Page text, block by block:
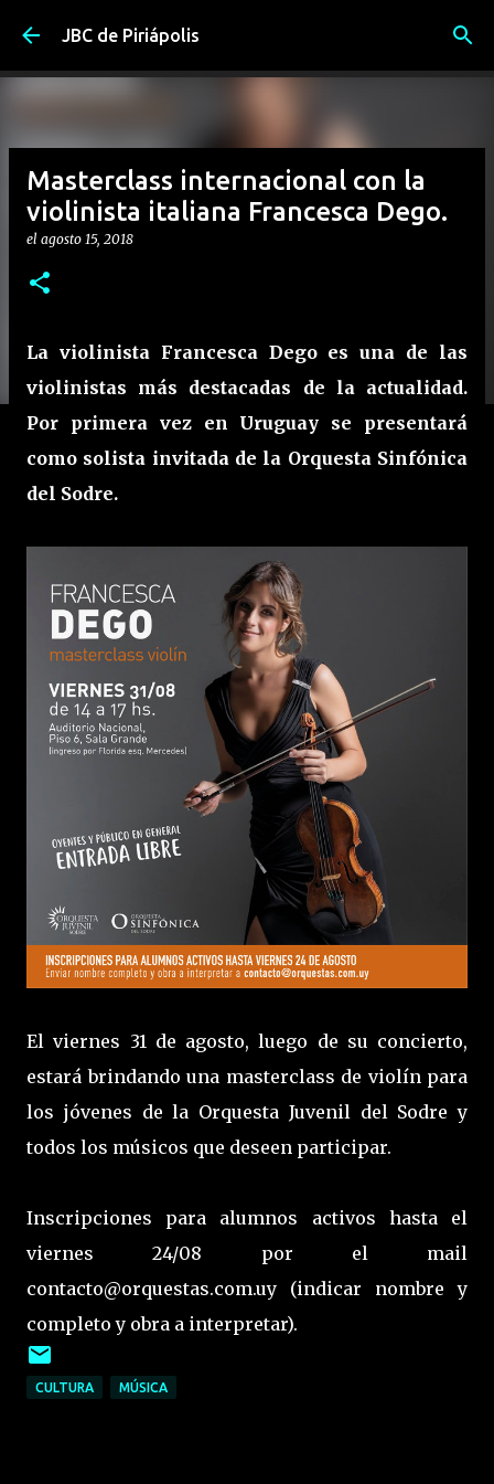
Ir al contenido principal
JBC de Piriápolis
Masterclass internacional con la
violinista italiana Francesca Dego.
el agosto 15, 2018
La violinista Francesca Dego es una de las
violinistas más destacadas de la actualidad.
Por primera vez en Uruguay se presentará
como solista invitada de la Orquesta Sinfónica
del Sodre.
El viernes 31 de agosto, luego de su concierto,
estará brindando una masterclass de violín para
los jóvenes de la Orquesta Juvenil del Sodre y
todos los músicos que deseen participar.
Inscripciones para alumnos activos hasta el
viernes 24/08 por el mail
contacto@orquestas.com.uy (indicar nombre y
completo y obra a interpretar).
CULTURA MÚSICA